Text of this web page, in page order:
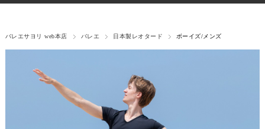
バレエサヨリ web本店 バレエ 日本製レオタード ボーイズ/メンズ